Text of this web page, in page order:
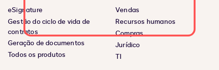
eSignature
Gestão do ciclo de vida de
contratos
Geração de documentos
Todos os produtos
Vendas
Recursos humanos
Compras
Jurídico
TI